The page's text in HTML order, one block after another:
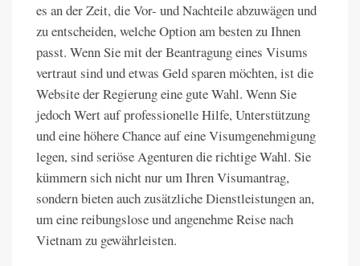
es an der Zeit, die Vor- und Nachteile abzuwägen und
zu entscheiden, welche Option am besten zu Ihnen
passt. Wenn Sie mit der Beantragung eines Visums
vertraut sind und etwas Geld sparen möchten, ist die
Website der Regierung eine gute Wahl. Wenn Sie
jedoch Wert auf professionelle Hilfe, Unterstützung
und eine höhere Chance auf eine Visumgenehmigung
legen, sind seriöse Agenturen die richtige Wahl. Sie
kümmern sich nicht nur um Ihren Visumantrag,
sondern bieten auch zusätzliche Dienstleistungen an,
um eine reibungslose und angenehme Reise nach
Vietnam zu gewährleisten.